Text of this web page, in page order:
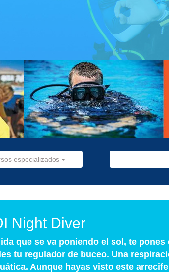
especializados
Night Diver
que se va poniendo el sol, te
tu regulador de buceo. Una
Aunque hayas visto este